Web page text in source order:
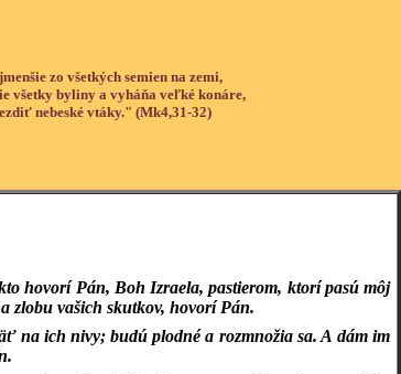
zo všetkých semien na zemi,
všetky byliny a vyháňa veľké konáre,
nebeské vtáky." (Mk4,31-32)
hovorí Pán, Boh Izraela, pastierom, ktorí pasú môj
zlobu vašich skutkov, hovorí Pán.
na ich nivy; budú plodné a rozmnožia sa. A dám im